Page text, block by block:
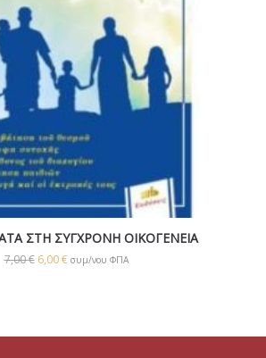
ΣΤΗ ΣΥΓΧΡΟΝΗ ΟΙΚΟΓΕΝΕΙΑ
7,00€ 6,00€ συμ/νου ΦΠΑ